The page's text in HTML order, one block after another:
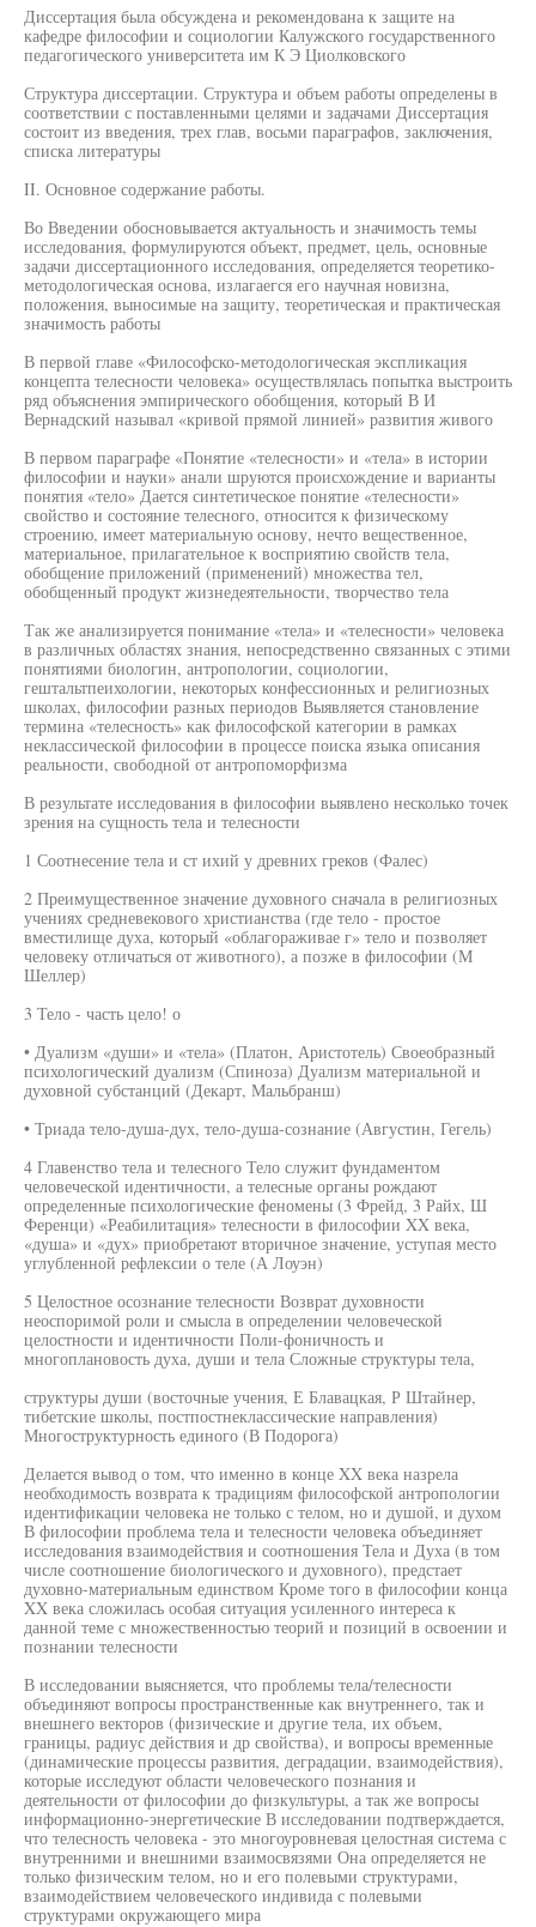
Диссертация была обсуждена и рекомендована к защите на
кафедре философии и социологии Калужского государственного
педагогического университета им К Э Циолковского
Структура диссертации. Структура и объем работы определены в
соответствии с поставленными целями и задачами Диссертация
состоит из введения, трех глав, восьми параграфов, заключения,
списка литературы
II. Основное содержание работы.
Во Введении обосновывается актуальность и значимость темы
исследования, формулируются объект, предмет, цель, основные
задачи диссертационного исследования, определяется теоретико-
методологическая основа, излагаегся его научная новизна,
положения, выносимые на защиту, теоретическая и практическая
значимость работы
В первой главе «Философско-методологическая экспликация
концепта телесности человека» осуществлялась попытка выстроить
ряд объяснения эмпирического обобщения, который В И
Вернадский называл «кривой прямой линией» развития живого
В первом параграфе «Понятие «телесности» и «тела» в истории
философии и науки» анали шруются происхождение и варианты
понятия «тело» Дается синтетическое понятие «телесности»
свойство и состояние телесного, относится к физическому
строению, имеет материальную основу, нечто вещественное,
материальное, прилагательное к восприятию свойств тела,
обобщение приложений (применений) множества тел,
обобщенный продукт жизнедеятельности, творчество тела
Так же анализируется понимание «тела» и «телесности» человека
в различных областях знания, непосредственно связанных с этими
понятиями биологин, антропологии, социологии,
гештальтпеихологии, некоторых конфессионных и религиозных
школах, философии разных периодов Выявляется становление
термина «телесность» как философской категории в рамках
неклассической философии в процессе поиска языка описания
реальности, свободной от антропоморфизма
В результате исследования в философии выявлено несколько точек
зрения на сущность тела и телесности
1 Соотнесение тела и ст ихий у древних греков (Фалес)
2 Преимущественное значение духовного сначала в религиозных
учениях средневекового христианства (где тело - простое
вместилище духа, который «облагораживае г» тело и позволяет
человеку отличаться от животного), а позже в философии (М
Шеллер)
3 Тело - часть цело! о
• Дуализм «души» и «тела» (Платон, Аристотель) Своеобразный
психологический дуализм (Спиноза) Дуализм материальной и
духовной субстанций (Декарт, Мальбранш)
• Триада тело-душа-дух, тело-душа-сознание (Августин, Гегель)
4 Главенство тела и телесного Тело служит фундаментом
человеческой идентичности, а телесные органы рождают
определенные психологические феномены (3 Фрейд, 3 Райх, Ш
Ференци) «Реабилитация» телесности в философии XX века,
«душа» и «дух» приобретают вторичное значение, уступая место
углубленной рефлексии о теле (А Лоуэн)
5 Целостное осознание телесности Возврат духовности
неоспоримой роли и смысла в определении человеческой
целостности и идентичности Поли-фоничность и
многоплановость духа, души и тела Сложные структуры тела,
структуры души (восточные учения, Е Блавацкая, Р Штайнер,
тибетские школы, постпостнеклассические направления)
Многоструктурность единого (В Подорога)
Делается вывод о том, что именно в конце XX века назрела
необходимость возврата к традициям философской антропологии
идентификации человека не только с телом, но и душой, и духом
В философии проблема тела и телесности человека объединяет
исследования взаимодействия и соотношения Тела и Духа (в том
числе соотношение биологического и духовного), предстает
духовно-материальным единством Кроме того в философии конца
XX века сложилась особая ситуация усиленного интереса к
данной теме с множественностью теорий и позиций в освоении и
познании телесности
В исследовании выясняется, что проблемы тела/телесности
объединяют вопросы пространственные как внутреннего, так и
внешнего векторов (физические и другие тела, их объем,
границы, радиус действия и др свойства), и вопросы временные
(динамические процессы развития, деградации, взаимодействия),
которые исследуют области человеческого познания и
деятельности от философии до физкультуры, а так же вопросы
информационно-энергетические В исследовании подтверждается,
что телесность человека - это многоуровневая целостная система с
внутренними и внешними взаимосвязями Она определяется не
только физическим телом, но и его полевыми структурами,
взаимодействием человеческого индивида с полевыми
структурами окружающего мира